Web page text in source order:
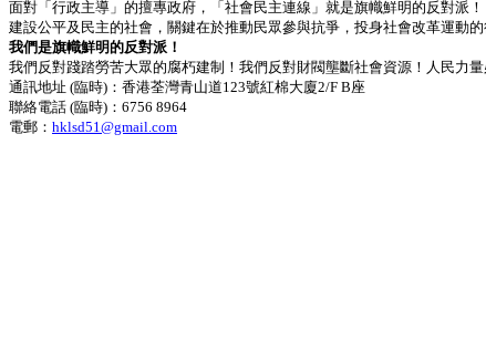
面對「行政主導」的擅專政府，「社會民主連線」就是旗幟鮮明的反對派！
建設公平及民主的社會，關鍵在於推動民眾參與抗爭，投身社會改革運動
我們是旗幟鮮明的反對派！
我們反對踐踏勞苦大眾的腐朽建制！我們反對財閥壟斷社會資源！人民力
通訊地址 (臨時) ：香港荃灣青山道123號紅棉大廈2/F B座
聯絡電話 (臨時) ： 6756 8964
電郵： hklsd51@gmail.com